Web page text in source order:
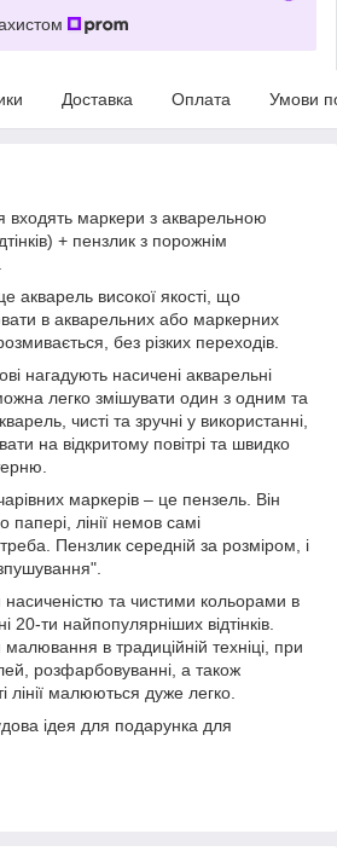
Доставка Оплата Умови
маркери з акварельною
+ пензлик з порожнім
акварель високої якості, що
в акварельних або маркерних
без різких переходів.
нагадують насичені акварельні
легко змішувати один з одним та
чисті та зручні у використанні,
на відкритому повітрі та швидко
маркерів – це пензель. Він
папері, лінії немов самі
Пензлик середній за розміром, і
насиченістю та чистими кольорами в
20-ти найпопулярніших відтінків.
малювання в традиційній техніці, при
розфарбовуванні, а також
лінії малюються дуже легко.
ідея для подарунка для